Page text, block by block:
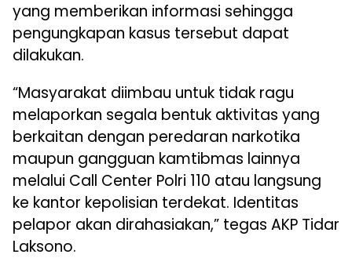
yang memberikan informasi sehingga
pengungkapan kasus tersebut dapat
dilakukan.
“Masyarakat diimbau untuk tidak ragu
melaporkan segala bentuk aktivitas yang
berkaitan dengan peredaran narkotika
maupun gangguan kamtibmas lainnya
melalui Call Center Polri 110 atau langsung
ke kantor kepolisian terdekat. Identitas
pelapor akan dirahasiakan,” tegas AKP Tidar
Laksono.